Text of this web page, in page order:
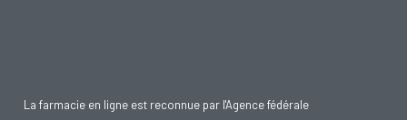
La farmacie en ligne est reconnue par l'Agence fédérale